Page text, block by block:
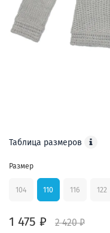
1 475 ₽ 2 420 ₽
Таблица размеров
Размер
104 110 116 122